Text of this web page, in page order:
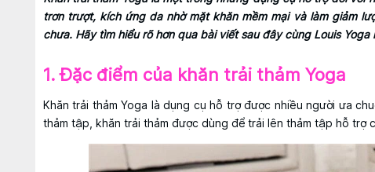
trơn trượt, kích ứng da nhờ mặt khăn mềm mại và làm giảm
chưa. Hãy tìm hiểu rõ hơn qua bài viết sau đây cùng Louis Yoga
1. Đặc điểm của khăn trải thảm Yoga
Khăn trải thảm Yoga là dụng cụ hỗ trợ được nhiều người ưa
thảm tập, khăn trải thảm được dùng để trải lên thảm tập hỗ trợ